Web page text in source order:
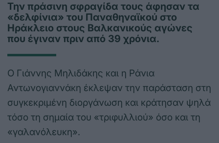
Την πράσινη σφραγίδα τους άφησαν τα
«δελφίνια» του Παναθηναϊκού στο
Ηράκλειο στους Βαλκανικούς αγώνες
που έγιναν πριν από 39 χρόνια.
Ο Γιάννης Μηλιδάκης και η Ράνια
Αντωνογιαννάκη έκλεψαν την παράσταση στη
συγκεκριμένη διοργάνωση και κράτησαν ψηλά
τόσο τη σημαία του «τριφυλλιού» όσο και τη
«γαλανόλευκη».